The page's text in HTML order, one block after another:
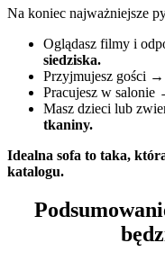
Na koniec najważniejsze
Oglądasz filmy i
siedziska.
Przyjmujesz gości →
Pracujesz w salonie
Masz dzieci lub
tkaniny.
Idealna sofa to taka,
katalogu.